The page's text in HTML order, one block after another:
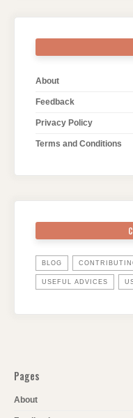
About
Feedback
Privacy Policy
Terms and Conditions
BLOG
USEFUL ADVICES
Pages
About